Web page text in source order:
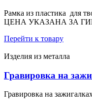
Рамка из пластика для
ЦЕНА УКАЗАНА ЗА
Перейти к товару
Изделия из металла
Гравировка на
Гравировка на